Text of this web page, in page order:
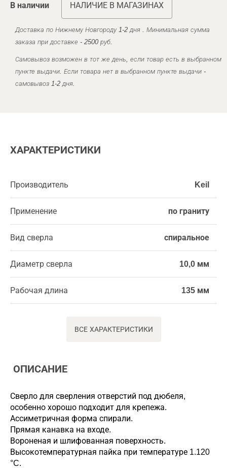
В наличии НАЛИЧИЕ В МАГАЗИНАХ
Доставка по Нижнему Новгороду 1-2 дня . Минимальная сумма
заказа при доставке - 2500 руб.
Самовывоз возможен в тот же день, если товар есть в выбранном
пункте выдачи. Если товара нет в выбранном пункте выдачи -
самовывоз 1-2 дня.
ХАРАКТЕРИСТИКИ
Производитель Keil
Применение по граниту
Вид сверла спиральное
Диаметр сверла 10,0 мм
Рабочая длина 135 мм
ВСЕ ХАРАКТЕРИСТИКИ
ОПИСАНИЕ
Сверло для сверления отверстий под дюбеля,
особенно хорошо подходит для крепежа.
Ассиметричная форма спирали.
Прямая канавка на входе.
Вороненая и шлифованная поверхность.
Высокотемпературная пайка при температуре 1.120
°C.